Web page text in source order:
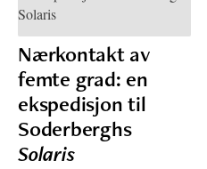
Nærkontakt av
femte grad: en
ekspedisjon til
Soderberghs
Solaris